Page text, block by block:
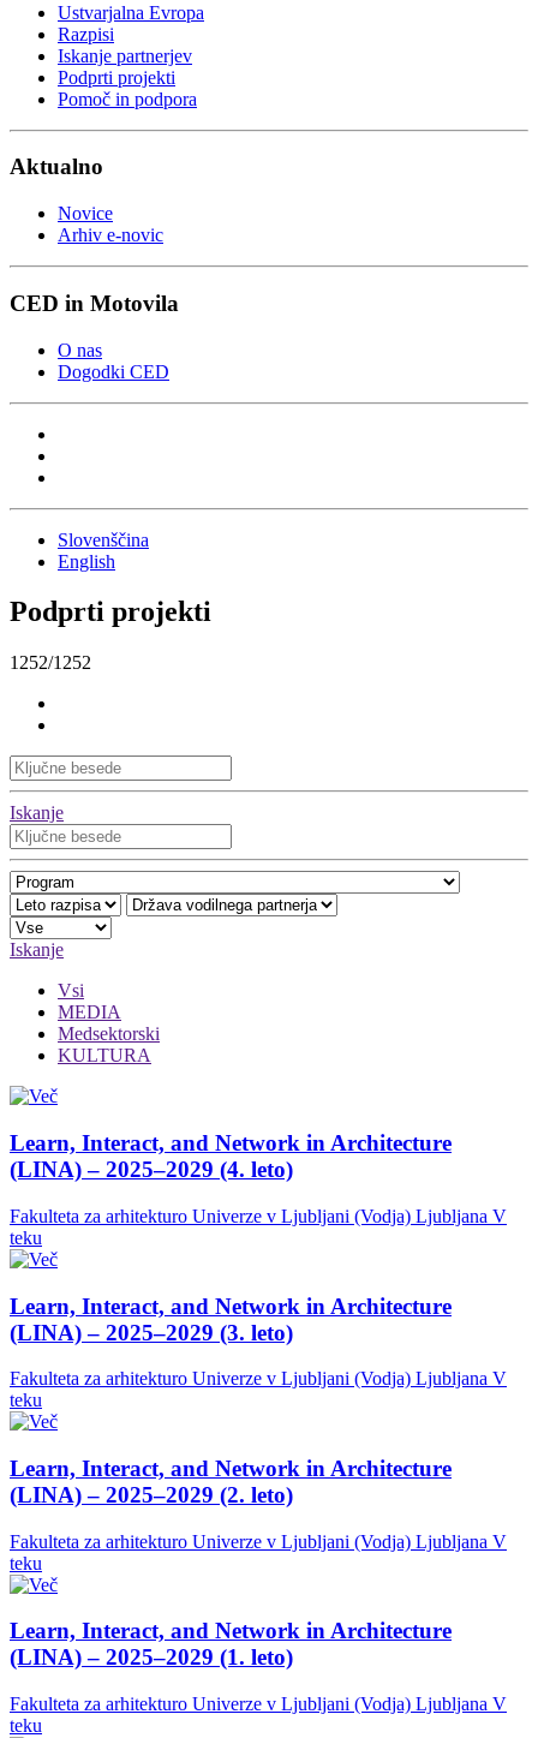
Ustvarjalna Evropa
Razpisi
Iskanje partnerjev
Podprti projekti
Pomoč in podpora
Aktualno
Novice
Arhiv e-novic
CED in Motovila
O nas
Dogodki CED
Slovenščina
English
Podprti projekti
1252/1252
Iskanje
Iskanje
Vsi
MEDIA
Medsektorski
KULTURA
Learn, Interact, and Network in Architecture
(LINA) – 2025–2029 (4. leto)
Fakulteta za arhitekturo Univerze v Ljubljani (Vodja) Ljubljana V
teku
Learn, Interact, and Network in Architecture
(LINA) – 2025–2029 (3. leto)
Fakulteta za arhitekturo Univerze v Ljubljani (Vodja) Ljubljana V
teku
Learn, Interact, and Network in Architecture
(LINA) – 2025–2029 (2. leto)
Fakulteta za arhitekturo Univerze v Ljubljani (Vodja) Ljubljana V
teku
Learn, Interact, and Network in Architecture
(LINA) – 2025–2029 (1. leto)
Fakulteta za arhitekturo Univerze v Ljubljani (Vodja) Ljubljana V
teku